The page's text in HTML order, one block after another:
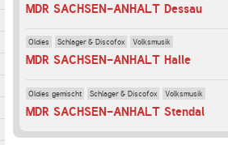
MDR SACHSEN-ANHALT Dessau
Oldies Schlager & Discofox Volksmusik
MDR SACHSEN-ANHALT Halle
Oldies gemischt Schlager & Discofox Volksmusik
MDR SACHSEN-ANHALT Stendal